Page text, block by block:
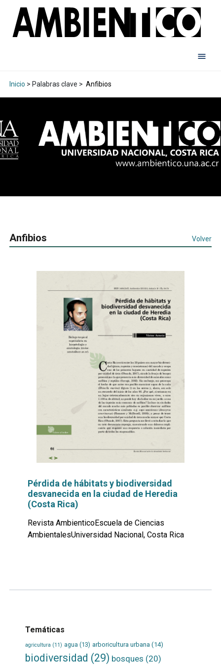
Inicio > Palabras clave > Anfibios
Anfibios Volver
Pérdida de hábitats y biodiversidad
desvanecida en la ciudad de Heredia
(Costa Rica)
Revista AmbienticoEscuela de Ciencias
AmbientalesUniversidad Nacional, Costa Rica
Temáticas
agricultura (11) agua (13) arboricultura urbana(14)
biodiversidad (29) bosques (20)